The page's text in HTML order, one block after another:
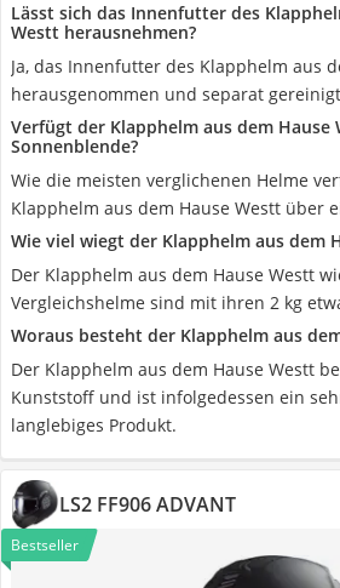
Lässt sich das Innenfutter des
Westt herausnehmen?
Ja, das Innenfutter des Klapphelm aus
herausgenommen und separat
Verfügt der Klapphelm aus dem Hause
Sonnenblende?
Wie die meisten verglichenen Helme
Klapphelm aus dem Hause Westt über
Wie viel wiegt der Klapphelm aus dem
Der Klapphelm aus dem Hause Westt
Vergleichshelme sind mit ihren 2 kg
Woraus besteht der Klapphelm aus
Der Klapphelm aus dem Hause Westt
Kunststoff und ist infolgedessen ein
langlebiges Produkt.
LS2 FF906 ADVANT
Bestseller